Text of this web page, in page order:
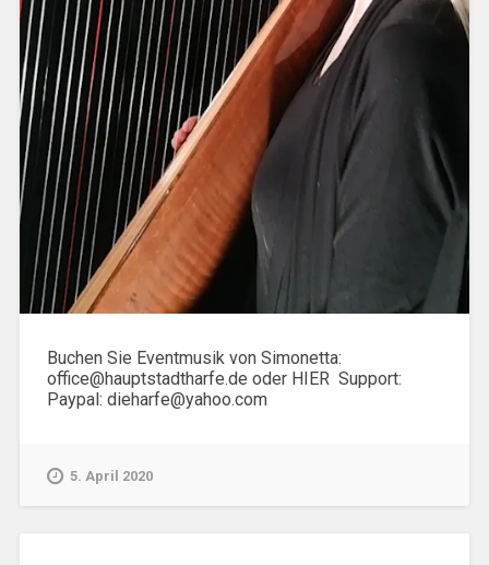
Buchen Sie Eventmusik von Simonetta:
office@hauptstadtharfe.de oder HIER Support:
Paypal: dieharfe@yahoo.com
5. April 2020